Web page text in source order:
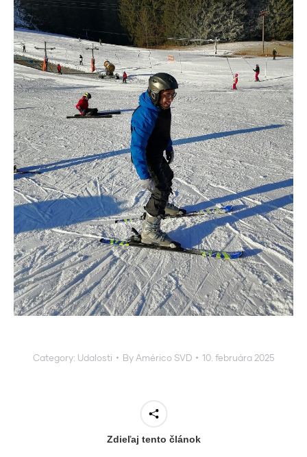
Category: Udalosti By Américo SVD 10. februára 2025
Zdieľaj tento článok